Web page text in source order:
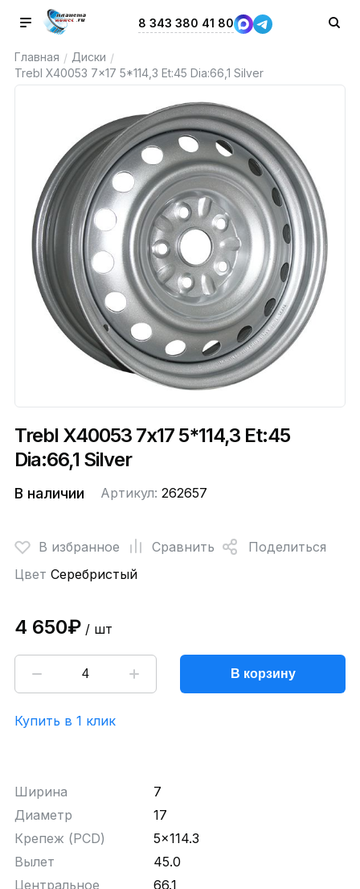
8 343 380 41 80
Главная / Диски /
Trebl X40053 7x17 5*114,3 Et:45 Dia:66,1 Silver
Trebl X40053 7x17 5*114,3 Et:45
Dia:66,1 Silver
В наличии Артикул: 262657
В избранное Сравнить
Поделиться
Цвет Серебристый
4 650₽/ шт
В корзину
Купить в 1 клик
Ширина
7
Диаметр
17
Крепеж (PCD)
5x114.3
Вылет
45.0
Центральное
66.1